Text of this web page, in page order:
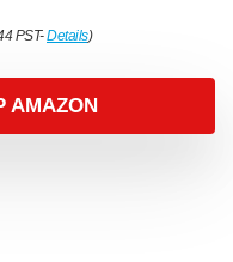
PST-Details)
AMAZON